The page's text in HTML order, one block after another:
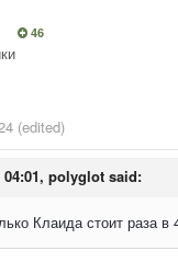
46
(edited)
polyglot said:
Клаида стоит раза